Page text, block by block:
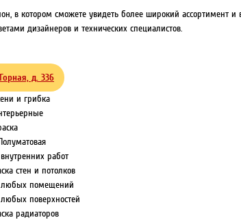
в котором сможете увидеть более широкий ассортимент и
дизайнеров и технических специалистов.
д. 336
и грибка
работ
стен и потолков
любых помещений
поверхностей
радиаторов